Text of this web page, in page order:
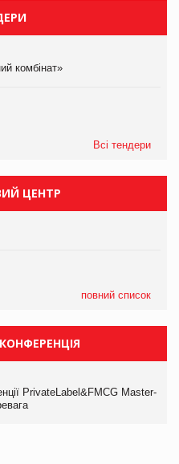
комбінат»
Всі тендери
ЦЕНТР
повний список
PrivateLabel&FMCG Master-